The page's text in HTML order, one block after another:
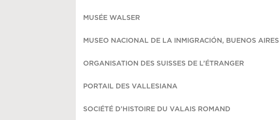
MUSÉE WALSER
MUSEO NACIONAL DE LA INMIGRACIÓN, BUENOS AIRES
ORGANISATION DES SUISSES DE L’ÉTRANGER
PORTAIL DES VALLESIANA
SOCIÉTÉ D’HISTOIRE DU VALAIS ROMAND